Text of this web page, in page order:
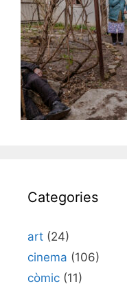
Categories
art (24)
cinema (106)
còmic (11)